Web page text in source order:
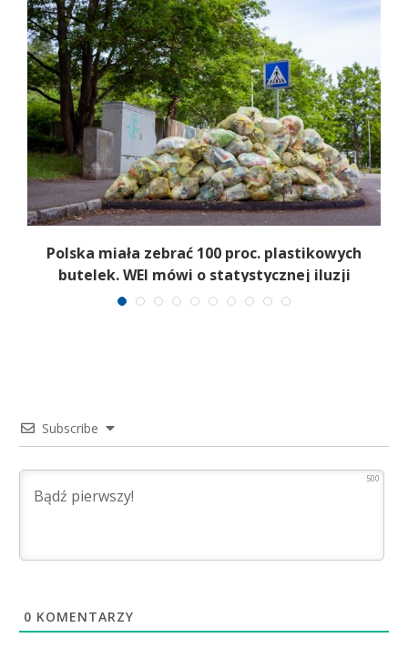
Polska miała zebrać 100 proc. plastikowych
butelek. WEI mówi o statystycznej iluzji
Subscribe
500
0 KOMENTARZY